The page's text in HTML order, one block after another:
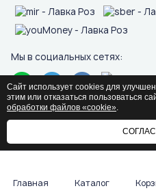
Мы в социальных сетях:
Главная Каталог
Сайт использует cookies для
этим или отказаться пользоваться
обработки файлов «cookie».